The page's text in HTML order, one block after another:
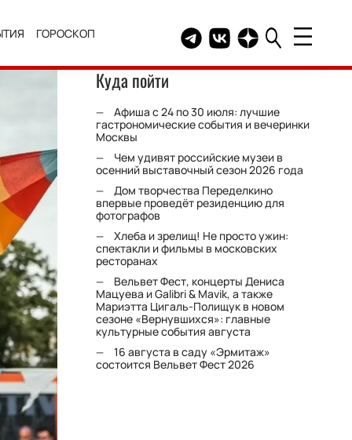
ГОРОСКОП Telegram канал HELLO
Группа HELLO
Канал HELLO в
Куда пойти
Афиша с 24 по 30 июля: лучшие
гастрономические события и вечеринки
Москвы
Чем удивят российские музеи в
осенний выставочный сезон 2026 года
Дом творчества Переделкино
впервые проведёт резиденцию для
фотографов
Хлеба и зрелищ! Не просто ужин:
спектакли и фильмы в московских
ресторанах
Вельвет Фест, концерты Дениса
Мацуева и Galibri & Mavik, а также
Мариэтта Цигаль-Полищук в новом
сезоне «Вернувшихся»: главные
культурные события августа
16 августа в саду «Эрмитаж»
состоится Вельвет Фест 2026